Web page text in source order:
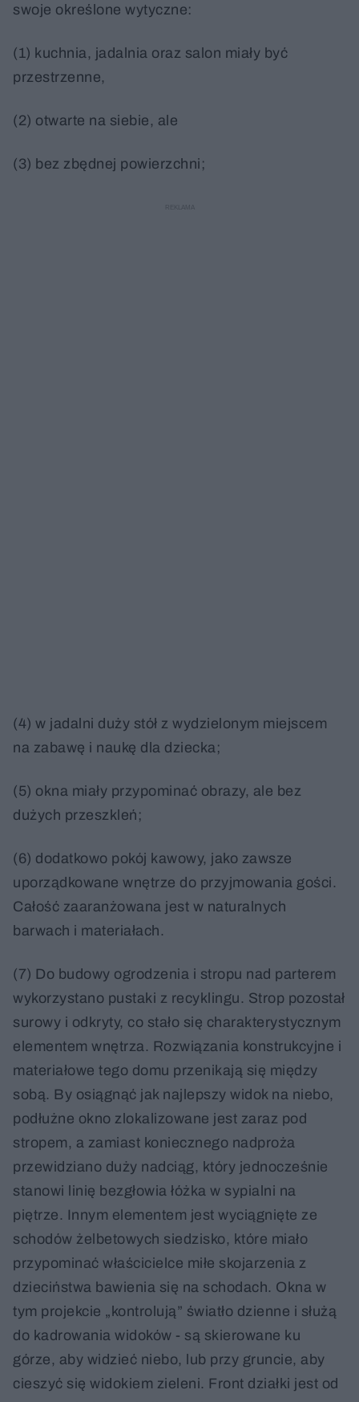
swoje określone wytyczne:
(1) kuchnia, jadalnia oraz salon miały być
przestrzenne,
(2) otwarte na siebie, ale
(3) bez zbędnej powierzchni;
(4) w jadalni duży stół z wydzielonym miejscem
na zabawę i naukę dla dziecka;
(5) okna miały przypominać obrazy, ale bez
dużych przeszkleń;
(6) dodatkowo pokój kawowy, jako zawsze
uporządkowane wnętrze do przyjmowania gości.
Całość zaaranżowana jest w naturalnych
barwach i materiałach.
(7) Do budowy ogrodzenia i stropu nad parterem
wykorzystano pustaki z recyklingu. Strop pozostał
surowy i odkryty, co stało się charakterystycznym
elementem wnętrza. Rozwiązania konstrukcyjne i
materiałowe tego domu przenikają się między
sobą. By osiągnąć jak najlepszy widok na niebo,
podłużne okno zlokalizowane jest zaraz pod
stropem, a zamiast koniecznego nadproża
przewidziano duży nadciąg, który jednocześnie
stanowi linię bezgłowia łóżka w sypialni na
piętrze. Innym elementem jest wyciągnięte ze
schodów żelbetowych siedzisko, które miało
przypominać właścicielce miłe skojarzenia z
dzieciństwa bawienia się na schodach. Okna w
tym projekcie „kontrolują” światło dzienne i służą
do kadrowania widoków - są skierowane ku
górze, aby widzieć niebo, lub przy gruncie, aby
cieszyć się widokiem zieleni. Front działki jest od